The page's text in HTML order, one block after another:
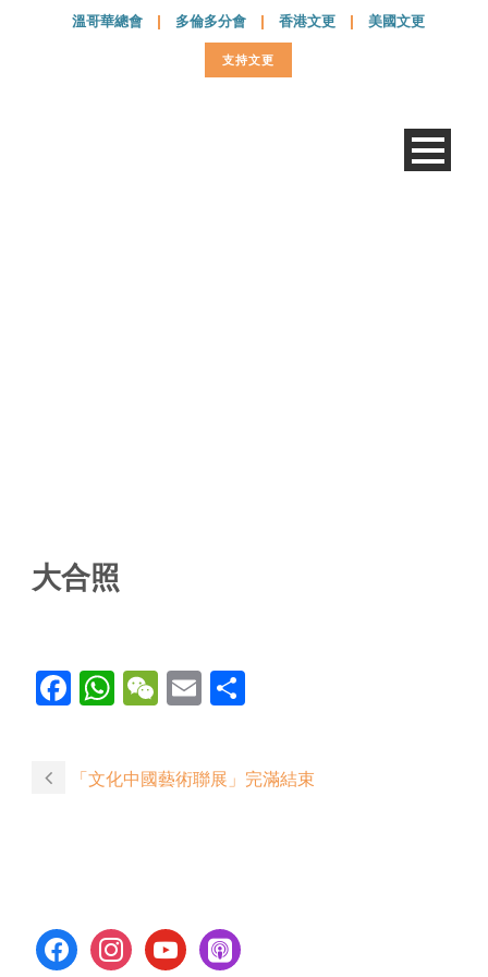
溫哥華總會 | 多倫多分會 | 香港文更 | 美國文更
支持文更
大合照
Facebook
WhatsApp
WeChat
Email
「文化中國藝術聯展」完滿結束
facebookinstagramyoutubeapple-
podcasts